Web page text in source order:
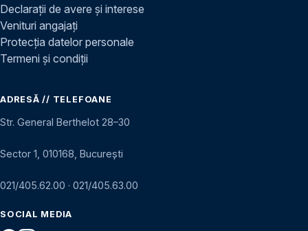
Declarații de avere și interese
Venituri angajați
Protecția datelor personale
Termeni și condiții
ADRESĂ // TELEFOANE
Str. General Berthelot 28–30
Sector 1, 010168, București
021/405.62.00 · 021/405.63.00
SOCIAL MEDIA